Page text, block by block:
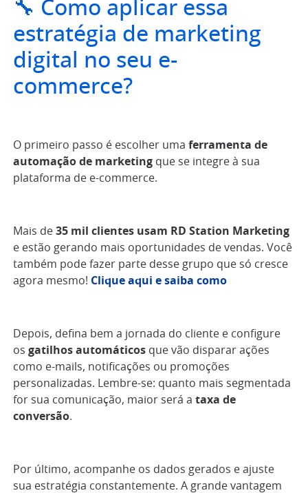
🔧 Como aplicar essa
estratégia de marketing
digital no seu e-
commerce?
O primeiro passo é escolher uma ferramenta de
automação de marketing que se integre à sua
plataforma de e-commerce.
Mais de 35 mil clientes usam RD Station Marketing
e estão gerando mais oportunidades de vendas. Você
também pode fazer parte desse grupo que só cresce
agora mesmo! Clique aqui e saiba como
Depois, defina bem a jornada do cliente e configure
os gatilhos automáticos que vão disparar ações
como e-mails, notificações ou promoções
personalizadas. Lembre-se: quanto mais segmentada
for sua comunicação, maior será a taxa de
conversão.
Por último, acompanhe os dados gerados e ajuste
sua estratégia constantemente. A grande vantagem